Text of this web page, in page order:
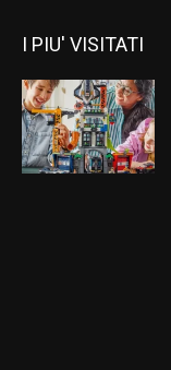
I PIU' VISITATI